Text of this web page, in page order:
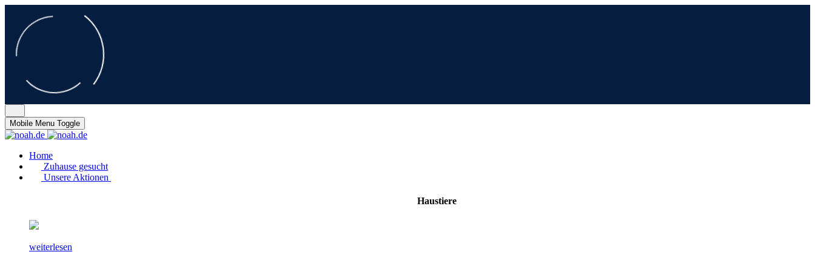
Mobile Menu Toggle
Home
Zuhause gesucht
Unsere Aktionen
Haustiere
weiterlesen